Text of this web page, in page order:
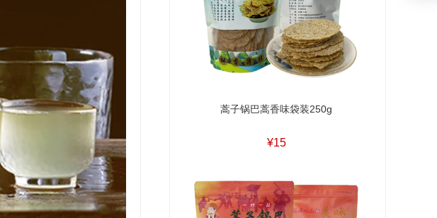
蒿子锅巴蒿香味袋装250g
¥15